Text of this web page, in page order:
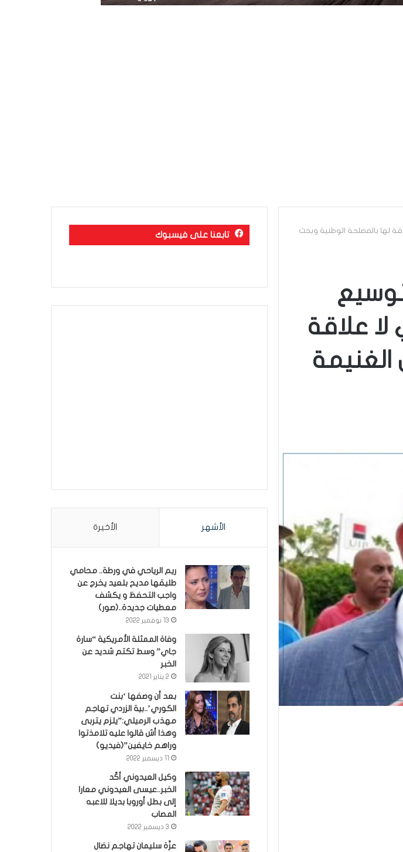
لها بالمصلحة الوطنية وبحث
علاقة
تابعنا على فيسبوك
الأشهر الأخيرة
ريم الرياحي في ورطة.. محامي
طليقها مديح بلعيد يخرج عن
واجب التحفظ و يكشف
معطيات جديدة..(صور)
13 نوفمبر 2022
وفاة الممثلة الأمريكية “سارة
جاي” وسط تكتم شديد عن
الخبر
2 يناير 2021
بعد أن وصفها ‘بنت
الكوري’..بية الزردي تهاجم
مهذب الرميلي:”يلزم يتربى
وهذا أش قالوا عليه تلامذتوا
وراهم خايفين”(فيديو)
وكيل العيدوني أكّد
الخبر..عيسى العيدوني معارا
إلى بطل أوروبا بديلا للاعبه
المصاب
3 ديسمبر 2022
عزّة سليمان تهاجم نضال